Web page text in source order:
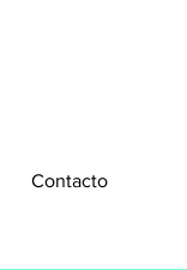
Contacto